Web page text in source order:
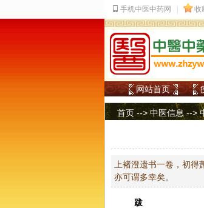
网站首页
首页 -->中医信息 -->
上褚澄遗书一卷，初
亦可谓多幸矣。
跋